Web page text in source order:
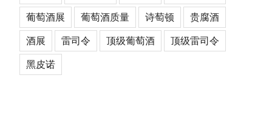
葡萄酒展
葡萄酒质量 诗萄顿
贵腐酒
酒展
雷司令 顶级葡萄酒
顶级雷司令
黑皮诺